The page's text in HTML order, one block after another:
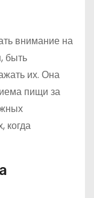
внимание на
быть
их. Она
пищи за
когда